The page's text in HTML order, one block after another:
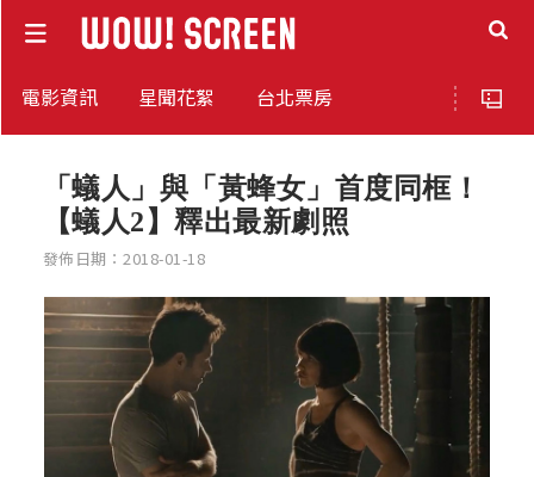
電影資訊 星聞花絮 台北票房
「蟻人」與「黃蜂女」首度同框！
【蟻人2】釋出最新劇照
發佈日期：2018-01-18